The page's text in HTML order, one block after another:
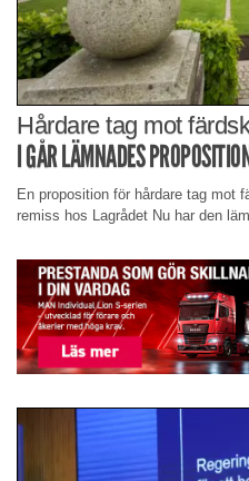
Hårdare tag mot
I GÅR LÄMNADES
En proposition för hårdare tag mot
remiss hos Lagrådet Nu har den